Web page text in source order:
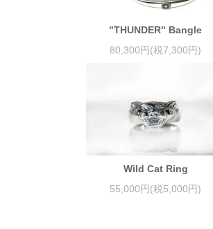
"THUNDER" Bangle
80,300円(税7,300円)
Wild Cat Ring
55,000円(税5,000円)